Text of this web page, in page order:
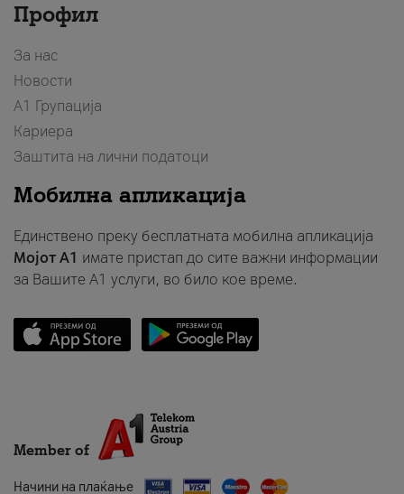
Профил
За нас
Новости
А1 Групација
Кариера
Заштита на лични податоци
Мобилна апликација
Единствено преку бесплатната мобилна апликација
Мојот A1 имате пристап до сите важни информации
за Вашите A1 услуги, во било кое време.
Member of
Начини на плаќање